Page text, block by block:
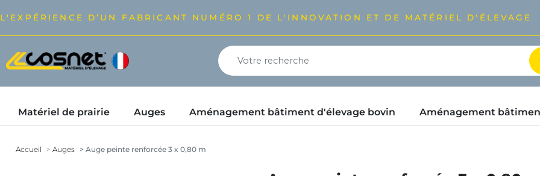
L'EXPÉRIENCE D’UN FABRICANT NUMÉRO 1 DE L'INNOVATION ET DE MATÉRIEL D'ÉLEVAGE
Matériel de prairie Auges Aménagement bâtiment d'élevage bovin Aménagement
Accueil Auges Auge peinte renforcée 3 x 0,80 m